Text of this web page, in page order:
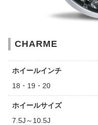
CHARME
ホイールインチ
18・19・20
ホイールサイズ
7.5J～10.5J